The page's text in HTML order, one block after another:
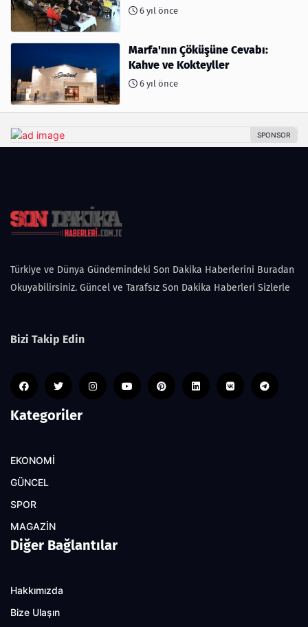
yapıyor
6 yıl önce
Marfa'nın Çöküşüne Cevabı:
Kahve ve Kokteyller
6 yıl önce
Türkiye ve Dünya Gündemindeki Son Dakika Haberlerini Buradan
Okuyabilirsiniz. Güncel ve Tarafsız Son Dakika Haberleri Sizlerle
Bizi Takip Edin
Kategoriler
EKONOMİ
GÜNCEL
SPOR
MAGAZİN
Diğer Bağlantılar
Hakkımızda
Bize Ulaşın